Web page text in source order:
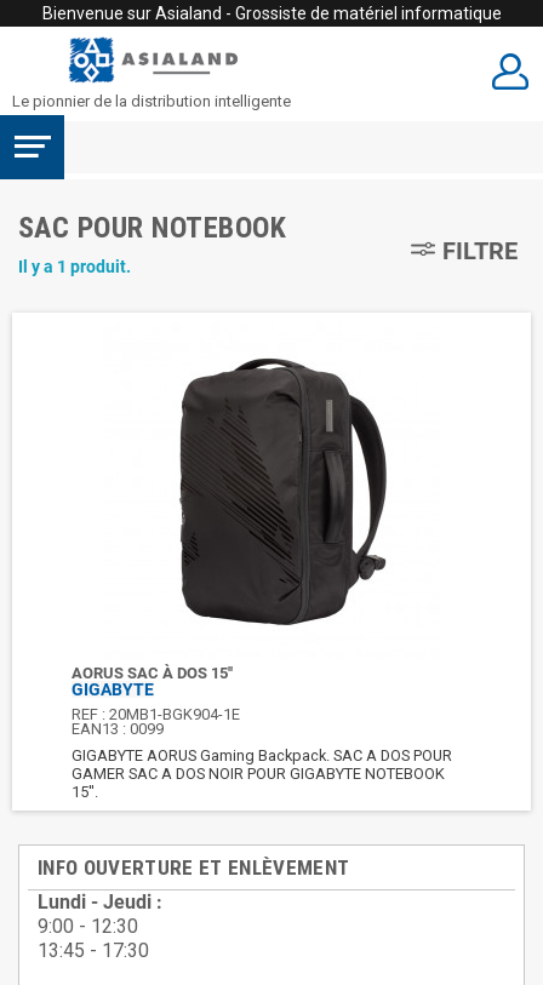
Bienvenue sur Asialand - Grossiste de matériel informatique
Le pionnier de la distribution intelligente
INFO OUVERTURE ET ENLÈVEMENT
Lundi - Jeudi :
9:00 - 12:30
13:45 - 17:30
SAC POUR NOTEBOOK
Il y a 1 produit.
FILTRE
AORUS SAC À DOS 15''
GIGABYTE
REF :20MB1-BGK904-1E
EAN13 :0099
GIGABYTE AORUS Gaming Backpack. SAC A DOS POUR
GAMER SAC A DOS NOIR POUR GIGABYTE NOTEBOOK
15''.